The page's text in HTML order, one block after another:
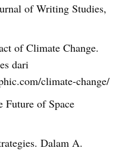
of Writing Studies,
of Climate Change.
dari
climate-change/
Future of Space
Dalam A.